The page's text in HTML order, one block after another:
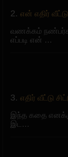
2. என் எதிர்
வணக்கம்
எப்படி என் …
3. எதிர் வீட்டு
இந்த கதை
இட…